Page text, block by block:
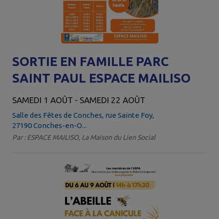
SORTIE EN FAMILLE PARC
SAINT PAUL ESPACE MAILISO
SAMEDI 1 AOÛT - SAMEDI 22 AOÛT
Salle des Fêtes de Conches, rue Sainte Foy,
27190 Conches-en-O...
Par : ESPACE MAILISO, La Maison du Lien Social